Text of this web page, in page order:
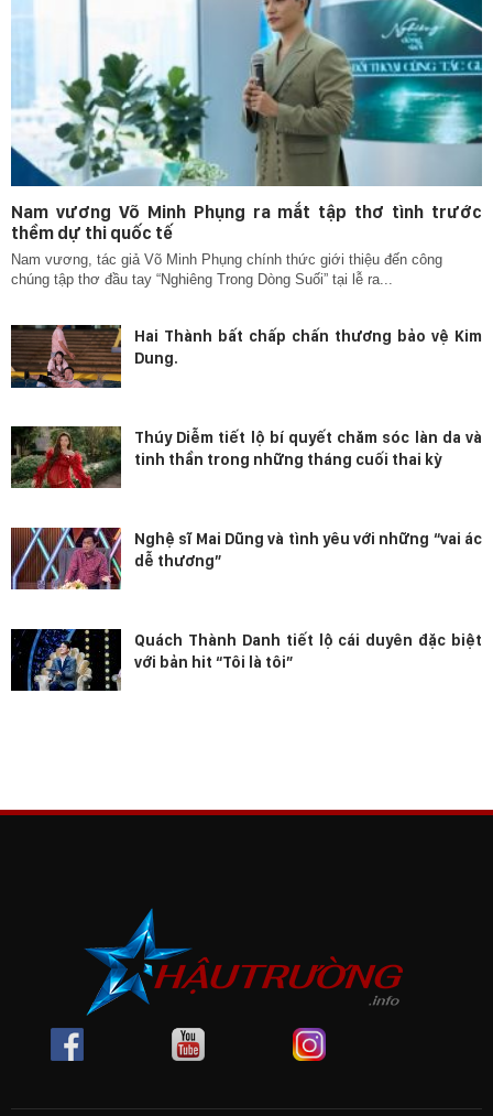
Nam vương Võ Minh Phụng ra mắt tập thơ tình trước
thềm dự thi quốc tế
Nam vương, tác giả Võ Minh Phụng chính thức giới thiệu đến công
chúng tập thơ đầu tay “Nghiêng Trong Dòng Suối” tại lễ ra...
Hai Thành bất chấp chấn thương bảo vệ Kim
Dung.
Thúy Diễm tiết lộ bí quyết chăm sóc làn da và
tinh thần trong những tháng cuối thai kỳ
Nghệ sĩ Mai Dũng và tình yêu với những “vai ác
dễ thương”
Quách Thành Danh tiết lộ cái duyên đặc biệt
với bản hit “Tôi là tôi”